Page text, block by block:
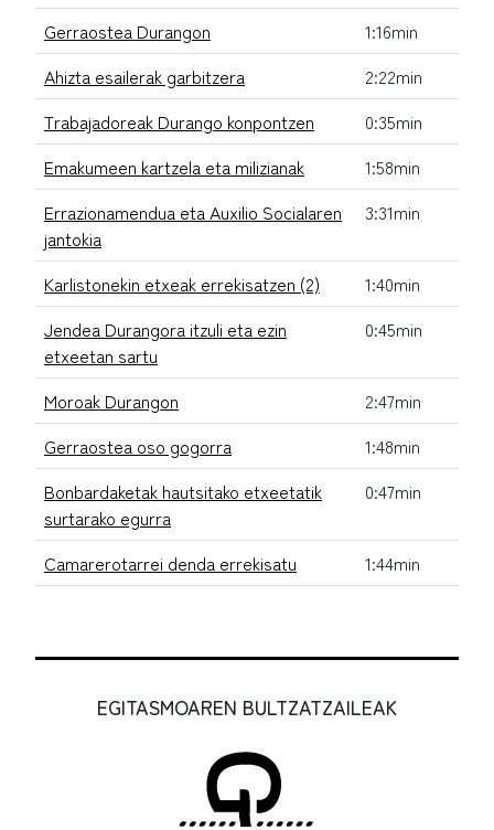
Gerraostea Durangon
1:16min
Ahizta esailerak garbitzera
2:22min
Trabajadoreak Durango konpontzen
0:35min
Emakumeen kartzela eta milizianak
1:58min
Errazionamendua eta Auxilio Socialaren
jantokia
3:31min
Karlistonekin etxeak errekisatzen (2)
1:40min
Jendea Durangora itzuli eta ezin
etxeetan sartu
0:45min
Moroak Durangon
2:47min
Gerraostea oso gogorra
1:48min
Bonbardaketak hautsitako etxeetatik
surtarako egurra
0:47min
Camarerotarrei denda errekisatu 1:44min
EGITASMOAREN BULTZATZAILEAK